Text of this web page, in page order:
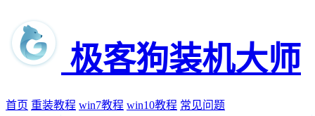
极客狗装机大师
首页 重装教程 win7教程 win10教程 常见问题